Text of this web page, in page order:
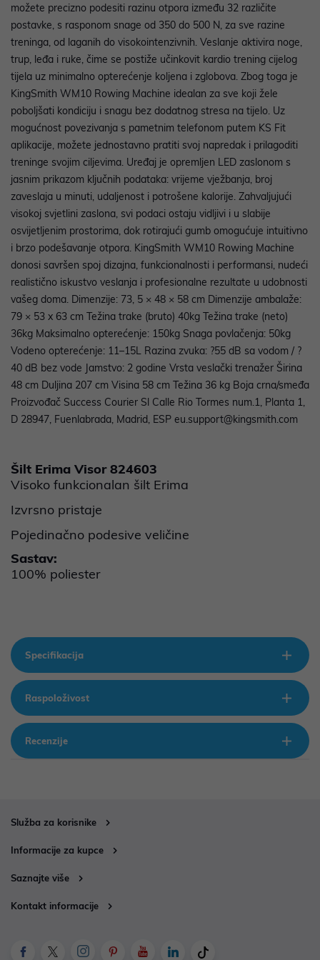
možete precizno podesiti razinu otpora između 32 različite
postavke, s rasponom snage od 350 do 500 N, za sve razine
treninga, od laganih do visokointenzivnih. Veslanje aktivira noge,
trup, leđa i ruke, čime se postiže učinkovit kardio trening cijelog
tijela uz minimalno opterećenje koljena i zglobova. Zbog toga je
KingSmith WM10 Rowing Machine idealan za sve koji žele
poboljšati kondiciju i snagu bez dodatnog stresa na tijelo. Uz
mogućnost povezivanja s pametnim telefonom putem KS Fit
aplikacije, možete jednostavno pratiti svoj napredak i prilagoditi
treninge svojim ciljevima. Uređaj je opremljen LED zaslonom s
jasnim prikazom ključnih podataka: vrijeme vježbanja, broj
zaveslaja u minuti, udaljenost i potrošene kalorije. Zahvaljujući
visokoj svjetlini zaslona, svi podaci ostaju vidljivi i u slabije
osvijetljenim prostorima, dok rotirajući gumb omogućuje intuitivno
i brzo podešavanje otpora. KingSmith WM10 Rowing Machine
donosi savršen spoj dizajna, funkcionalnosti i performansi, nudeći
realistično iskustvo veslanja i profesionalne rezultate u udobnosti
vašeg doma. Dimenzije: 73, 5 × 48 × 58 cm Dimenzije ambalaže:
79 × 53 x 63 cm Težina trake (bruto) 40kg Težina trake (neto)
36kg Maksimalno opterećenje: 150kg Snaga povlačenja: 50kg
Vodeno opterećenje: 11–15L Razina zvuka: ?55 dB sa vodom / ?
40 dB bez vode Jamstvo: 2 godine Vrsta veslački trenažer Širina
48 cm Duljina 207 cm Visina 58 cm Težina 36 kg Boja crna/smeđa
Proizvođač Success Courier Sl Calle Rio Tormes num.1, Planta 1,
D 28947, Fuenlabrada, Madrid, ESP eu.support@kingsmith.com
Šilt Erima Visor 824603
Visoko funkcionalan šilt Erima
Izvrsno pristaje
Pojedinačno podesive veličine
Sastav:
100% poliester
Specifikacija
Raspoloživost
Recenzije
Služba za korisnike
Informacije za kupce
Saznajte više
Kontakt informacije